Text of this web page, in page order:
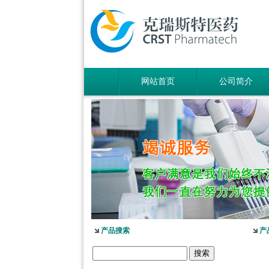
网站首页 公司简介
产品搜索 产